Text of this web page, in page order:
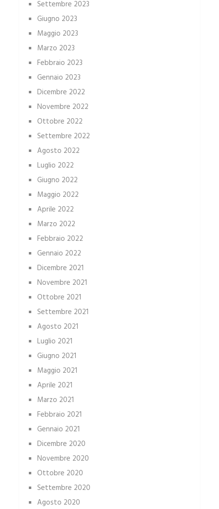
Settembre 2023
Giugno 2023
Maggio 2023
Marzo 2023
Febbraio 2023
Gennaio 2023
Dicembre 2022
Novembre 2022
Ottobre 2022
Settembre 2022
Agosto 2022
Luglio 2022
Giugno 2022
Maggio 2022
Aprile 2022
Marzo 2022
Febbraio 2022
Gennaio 2022
Dicembre 2021
Novembre 2021
Ottobre 2021
Settembre 2021
Agosto 2021
Luglio 2021
Giugno 2021
Maggio 2021
Aprile 2021
Marzo 2021
Febbraio 2021
Gennaio 2021
Dicembre 2020
Novembre 2020
Ottobre 2020
Settembre 2020
Agosto 2020